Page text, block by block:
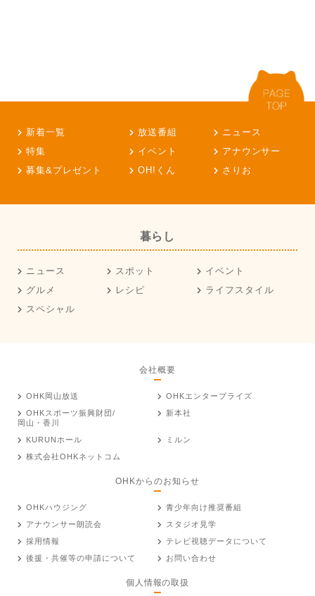
新着一覧 放送番組
ニュース
特集
イベント
アナウンサー
募集&プレゼント
OH!くん さりお
暮らし
ニュース スポット
イベント
グルメ
レシピ
ライフスタイル
スペシャル
会社概要
OHK岡山放送
OHKエンタープライズ
OHKスポーツ振興財団/
岡山・香川
新本社
KURUNホール
ミルン
株式会社OHKネットコム
OHKからのお知らせ
OHKハウジング
青少年向け推奨番組
アナウンサー朗読会
スタジオ見学
採用情報
テレビ視聴データについて
後援・共催等の申請について
お問い合わせ
個人情報の取扱